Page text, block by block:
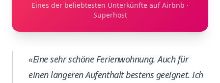
Eines der beliebtesten Unterkünfte auf Airbnb ·
Superhost
«Eine sehr schöne Ferienwohnung. Auch für
einen längeren Aufenthalt bestens geeignet. Ich